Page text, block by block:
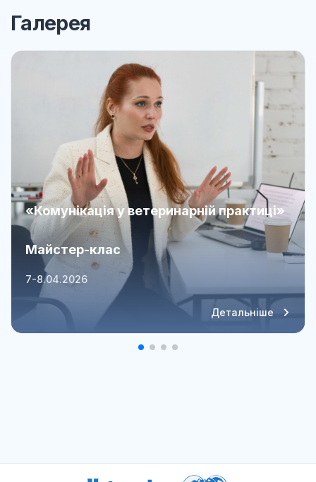
Галерея
«Комунікація у ветеринарній практиці»
Майстер-клас
7-8.04.2026
Детальніше